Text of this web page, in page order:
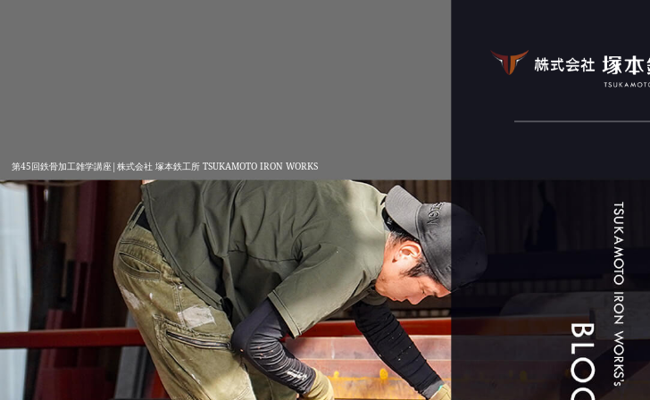
第45回鉄骨加工雑学講座|株式会社 塚本鉄工所 TSUKAMOTO IRON WORKS